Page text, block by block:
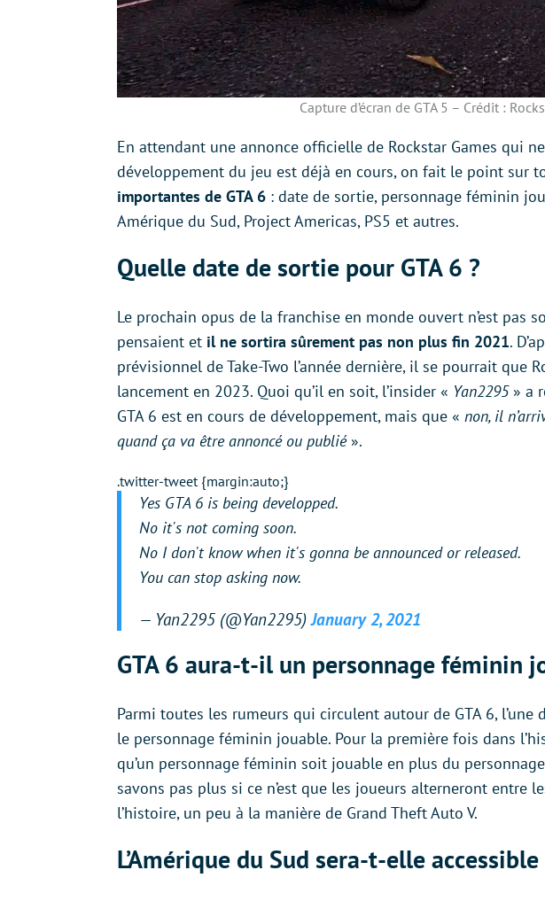
Capture d’écran de GTA 5 – Crédit :
En attendant une annonce officielle de Rockstar Games qui
développement du jeu est déjà en cours, on fait le point sur
importantes de GTA 6 : date de sortie, personnage féminin
Amérique du Sud, Project Americas, PS5 et autres.
Quelle date de sortie pour GTA 6 ?
Le prochain opus de la franchise en monde ouvert n’est pas
pensaient et il ne sortira sûrement pas non plus fin 2021.
prévisionnel de Take-Two l’année dernière, il se pourrait que
lancement en 2023. Quoi qu’il en soit, l’insider « Yan2295 » a
GTA 6 est en cours de développement, mais que « non, il
quand ça va être annoncé ou publié».
.twitter-tweet {margin:auto;}
Yes GTA 6 is being developped.
No it's not coming soon.
No I don't know when it's gonna be announced or released.
You can stop asking now.
— Yan2295 (@Yan2295)January 2, 2021
GTA 6 aura-t-il un personnage féminin
Parmi toutes les rumeurs qui circulent autour de GTA 6,
le personnage féminin jouable. Pour la première fois dans
qu’un personnage féminin soit jouable en plus du
savons pas plus si ce n’est que les joueurs alterneront entre
l’histoire, un peu à la manière de Grand Theft Auto V.
L’Amérique du Sud sera-t-elle accessible